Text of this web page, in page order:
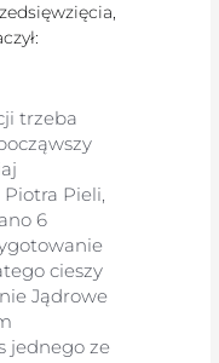
trzeba
Pieli,
6
cieszy
Jądrowe
jednego ze